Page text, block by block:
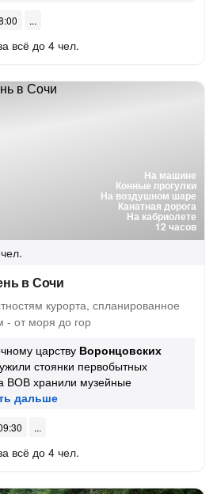
всё до 4 чел.
На машине
Конные прогулки
На воздушном шаре
Канатная дорога
На кабриолете
12 часов
в Сочи
курорта, спланированное
от моря до гор
царству Воронцовских
стоянки первобытных
ВОВ хранили музейные
всё до 4 чел.